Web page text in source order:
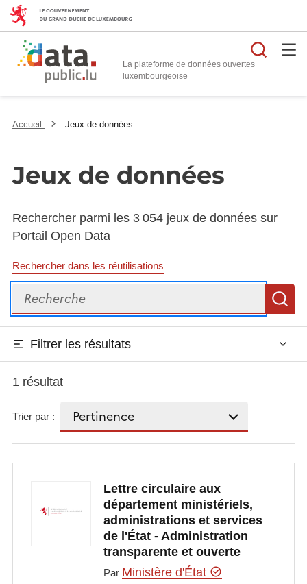
La plateforme de données ouvertes
Accueil Jeux de données
Jeux de données
Rechercher parmi les 3 054 jeux de données sur
Portail Open Data
Rechercher dans les réutilisations
Recherche
Filtrer les résultats
1 résultat
Trier par :
Lettre circulaire aux
département ministériels,
administrations et services
de l'État - Administration
transparente et ouverte
Par Ministère d'État